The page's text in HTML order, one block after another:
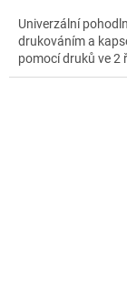
Univerzální
drukováním a
pomocí druků ve 2